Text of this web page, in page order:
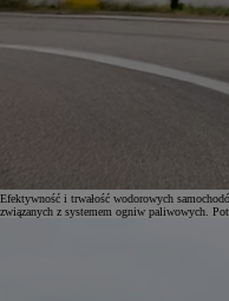
Efektywność i trwałość wodorowych
związanych z systemem ogniw paliwowych.